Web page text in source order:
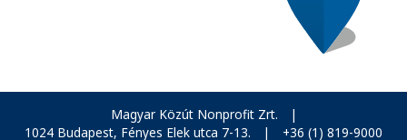
Magyar Közút Nonprofit Zrt.
|
1024 Budapest, Fényes Elek utca 7-13.
| +36 (1) 819-9000